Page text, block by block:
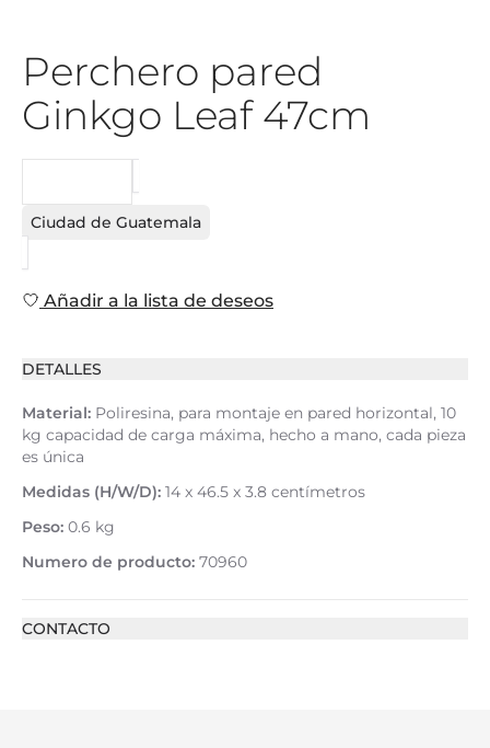
Perchero pared
Ginkgo Leaf 47cm
Ciudad de Guatemala
Añadir a la lista de deseos
DETALLES
Material: Poliresina, para montaje en pared horizontal, 10
kg capacidad de carga máxima, hecho a mano, cada pieza
es única
Medidas (H/W/D): 14 x 46.5 x 3.8 centímetros
Peso: 0.6 kg
Numero de producto: 70960
CONTACTO